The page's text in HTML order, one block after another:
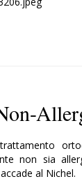
non sia
al Nichel.